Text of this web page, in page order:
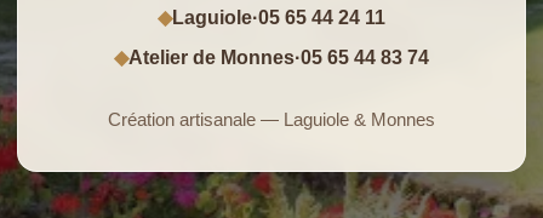
◆Laguiole·05 65 44 24 11
◆Atelier de Monnes·05 65 44 83 74
Création artisanale — Laguiole & Monnes